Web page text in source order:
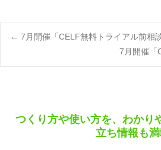
Post
← 7月開催「CELF無料トライアル前相談
7月開催「
つくり方や使い方を、わかり
立ち情報も